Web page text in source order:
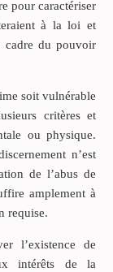
pour caractériser
à la loi et
cadre du pouvoir
soit vulnérable
critères et
ou physique.
n’est
de l’abus de
amplement à
requise.
l’existence de
intérêts de la